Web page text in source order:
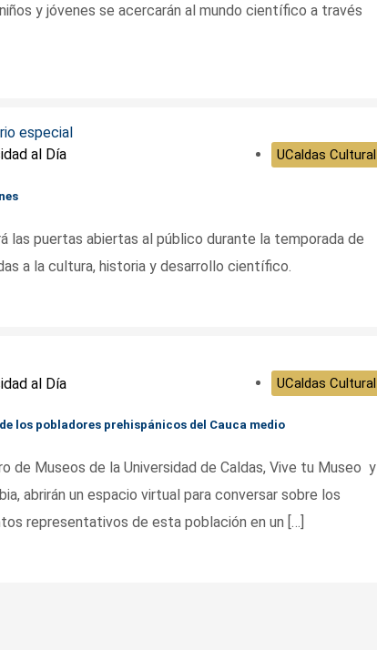
y jóvenes se acercarán al mundo científico a través
al Día UCaldas Cultural
las puertas abiertas al público durante la temporada de
a la cultura, historia y desarrollo científico.
al Día UCaldas Cultural
los pobladores prehispánicos del Cauca medio
de Museos de la Universidad de Caldas, Vive tu Museo y
abrirán un espacio virtual para conversar sobre los
representativos de esta población en un […]